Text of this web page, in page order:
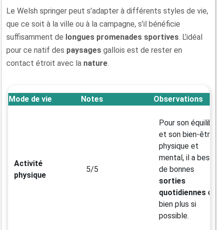
Le Welsh springer peut s’adapter à différents styles de vie,
que ce soit à la ville ou à la campagne, s’il bénéficie
suffisamment de longues promenades sportives. L’idéal
pour ce natif des paysages gallois est de rester en
contact étroit avec la nature.
Mode de vie Notes Observations
Activité
physique
5/5
Pour son
et son bien-être
physique et
mental, il a
de bonnes
sorties
quotidiennes et
bien plus si
possible.